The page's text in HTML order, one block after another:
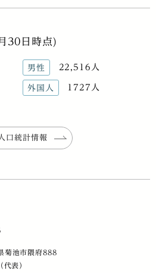
30日時点)
男性 22,516人
外国人 1727人
人口統計情報
菊池市隈府888
（代表）